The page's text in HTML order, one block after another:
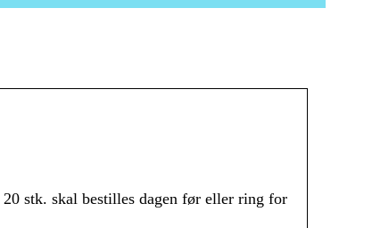
stk. skal bestilles dagen før eller ring for